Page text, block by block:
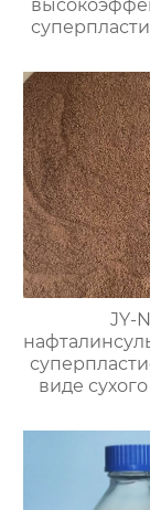
вещества
JY-
виде